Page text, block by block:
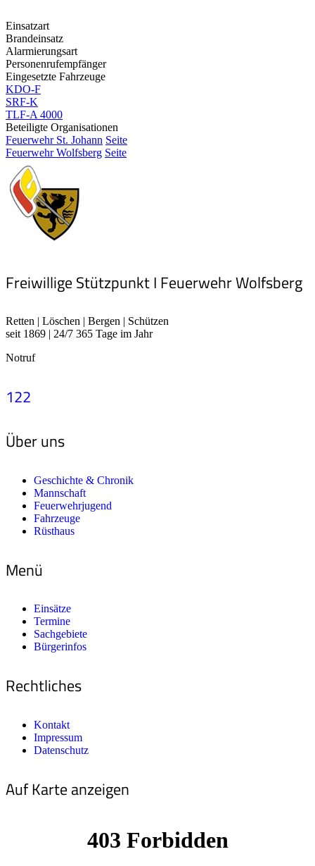
Einsatzart
Brandeinsatz
Alarmierungsart
Personenrufempfänger
Eingesetzte Fahrzeuge
KDO-F
SRF-K
TLF-A 4000
Beteiligte Organisationen
Feuerwehr St. Johann Seite
Feuerwehr Wolfsberg Seite
Freiwillige Stützpunkt I Feuerwehr Wolfsberg
Retten | Löschen | Bergen | Schützen
seit 1869 | 24/7 365 Tage im Jahr
Notruf
122
Über uns
Geschichte & Chronik
Mannschaft
Feuerwehrjugend
Fahrzeuge
Rüsthaus
Menü
Einsätze
Termine
Sachgebiete
Bürgerinfos
Rechtliches
Kontakt
Impressum
Datenschutz
Auf Karte anzeigen